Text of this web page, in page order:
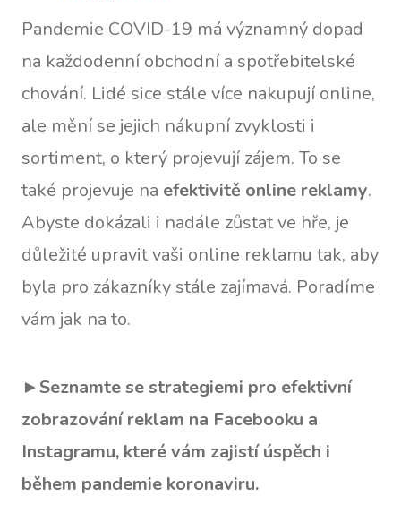
Pandemie COVID-19 má významný dopad
na každodenní obchodní a spotřebitelské
chování. Lidé sice stále více nakupují online,
ale mění se jejich nákupní zvyklosti i
sortiment, o který projevují zájem. To se
také projevuje na efektivitě online reklamy.
Abyste dokázali i nadále zůstat ve hře, je
důležité upravit vaši online reklamu tak, aby
byla pro zákazníky stále zajímavá. Poradíme
vám jak na to.
►Seznamte se strategiemi pro efektivní
zobrazování reklam na Facebooku a
Instagramu, které vám zajistí úspěch i
během pandemie koronaviru.